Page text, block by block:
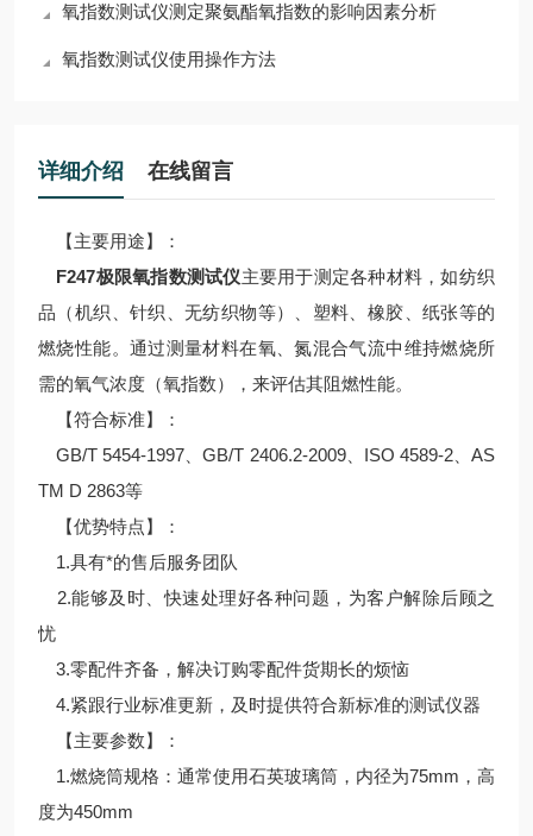
氧指数测试仪测定聚氨酯氧指数的影响因素分析
氧指数测试仪使用操作方法
详细介绍 在线留言
【主要用途】：
F247极限氧指数测试仪主要用于测定各种材料，如纺织
品（机织、针织、无纺织物等）、塑料、橡胶、纸张等的
燃烧性能。通过测量材料在氧、氮混合气流中维持燃烧所
需的氧气浓度（氧指数），来评估其阻燃性能。
【符合标准】：
GB/T 5454-1997、GB/T 2406.2-2009、ISO 4589-2、AS
TM D 2863等
【优势特点】：
1.具有*的售后服务团队
2.能够及时、快速处理好各种问题，为客户解除后顾之
忧
3.零配件齐备，解决订购零配件货期长的烦恼
4.紧跟行业标准更新，及时提供符合新标准的测试仪器
【主要参数】：
1.燃烧筒规格：通常使用石英玻璃筒，内径为75mm，高
度为450mm